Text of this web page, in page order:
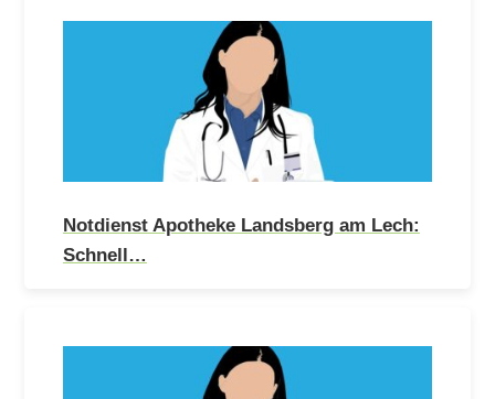
Notdienst Apotheke Landsberg am Lech:
Schnell…